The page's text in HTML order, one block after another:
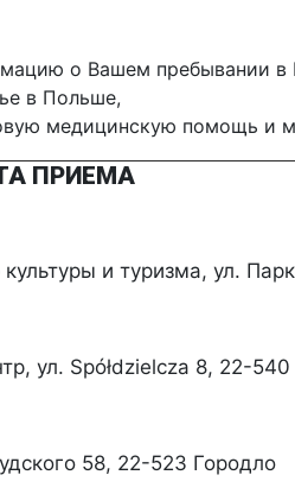
о Bашем пребывании в
в Польше,
медицинскую помощь и
ПРИЕМА
и туризма, ул.
ул. Spółdzielcza 8, 22-540
58, 22-523 Городло